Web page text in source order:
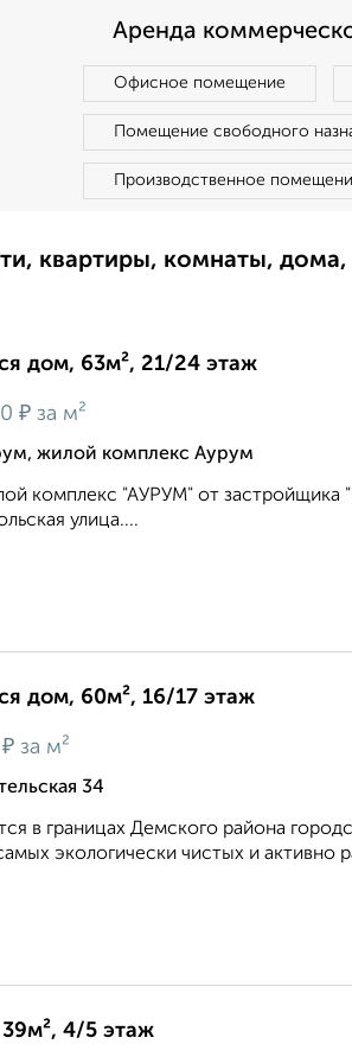
Аренда
Офисное помещение
Помещение свободного
Производственное
квартиры, комнаты,
дом, 63м², 21/24 этаж
₽ за м²
жилой комплекс Аурум
комплекс "АУРУМ" от застройщика
улица....
дом, 60м², 16/17 этаж
₽ за м²
34
в границах Демского района
экологически чистых и активно
4/5 этаж